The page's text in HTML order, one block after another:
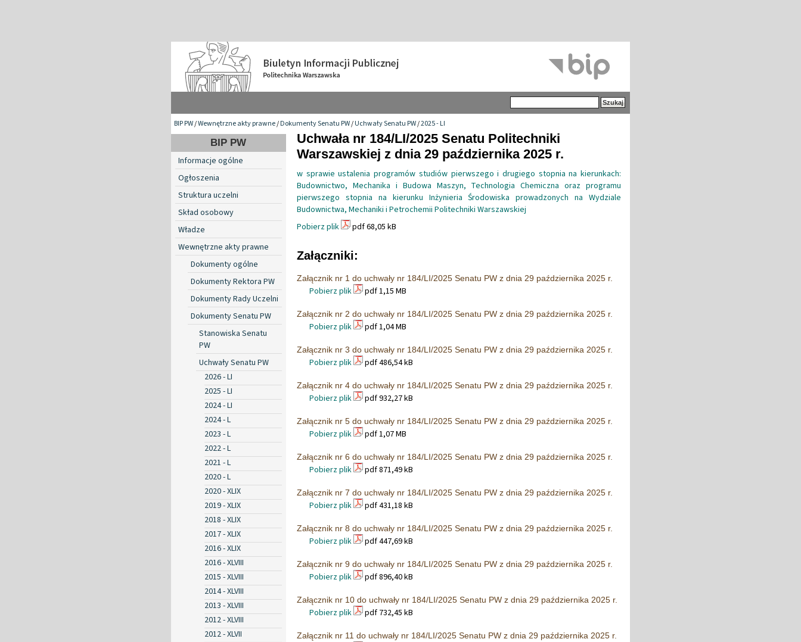
BIP PW/Wewnętrzne akty prawne/Dokumenty Senatu PW/Uchwały Senatu PW/2025 - LI
BIP PW
Informacje ogólne
Ogłoszenia
Struktura uczelni
Skład osobowy
Władze
Wewnętrzne akty prawne
Dokumenty ogólne
Dokumenty Rektora PW
Dokumenty Rady Uczelni
Dokumenty Senatu PW
Stanowiska Senatu
PW
Uchwały Senatu PW
2026 - LI
2025 - LI
2024 - LI
2024 - L
2023 - L
2022 - L
2021 - L
2020 - L
2020 - XLIX
2019 - XLIX
2018 - XLIX
2017 - XLIX
2016 - XLIX
2016 - XLVIII
2015 - XLVIII
2014 - XLVIII
2013 - XLVIII
2012 - XLVIII
2012 - XLVII
Uchwała nr 184/LI/2025 Senatu Politechniki
Warszawskiej z dnia 29 października 2025 r.
w sprawie ustalenia programów studiów pierwszego i drugiego stopnia na kierunkach:
Budownictwo, Mechanika i Budowa Maszyn, Technologia Chemiczna oraz programu
pierwszego stopnia na kierunku Inżynieria Środowiska prowadzonych na Wydziale
Budownictwa, Mechaniki i Petrochemii Politechniki Warszawskiej
Pobierz plik
pdf 68,05 kB
Załączniki:
Załącznik nr 1 do uchwały nr 184/LI/2025 Senatu PW z dnia 29 października 2025 r.
Pobierz plik pdf 1,15 MB
Załącznik nr 2 do uchwały nr 184/LI/2025 Senatu PW z dnia 29 października 2025 r.
Pobierz plik pdf 1,04 MB
Załącznik nr 3 do uchwały nr 184/LI/2025 Senatu PW z dnia 29 października 2025 r.
Pobierz plik pdf 486,54 kB
Załącznik nr 4 do uchwały nr 184/LI/2025 Senatu PW z dnia 29 października 2025 r.
Pobierz plik pdf 932,27 kB
Załącznik nr 5 do uchwały nr 184/LI/2025 Senatu PW z dnia 29 października 2025 r.
Pobierz plik pdf 1,07 MB
Załącznik nr 6 do uchwały nr 184/LI/2025 Senatu PW z dnia 29 października 2025 r.
Pobierz plik pdf 871,49 kB
Załącznik nr 7 do uchwały nr 184/LI/2025 Senatu PW z dnia 29 października 2025 r.
Pobierz plik pdf 431,18 kB
Załącznik nr 8 do uchwały nr 184/LI/2025 Senatu PW z dnia 29 października 2025 r.
Pobierz plik pdf 447,69 kB
Załącznik nr 9 do uchwały nr 184/LI/2025 Senatu PW z dnia 29 października 2025 r.
Pobierz plik pdf 896,40 kB
Załącznik nr 10 do uchwały nr 184/LI/2025 Senatu PW z dnia 29 października 2025 r.
Pobierz plik pdf 732,45 kB
Załącznik nr 11 do uchwały nr 184/LI/2025 Senatu PW z dnia 29 października 2025 r.